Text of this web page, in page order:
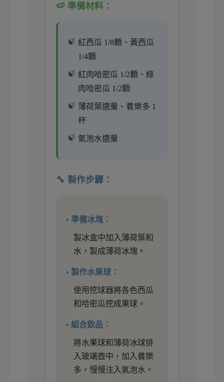
🍉 準備材料：
紅西瓜 1/8顆、黃西瓜
1/4顆
紅肉哈密瓜 1/2顆、綠
肉哈密瓜 1/2顆
薄荷葉適量、養樂多 1
杯
氣泡水適量
🔧 製作步驟：
• 準備冰塊：
製冰盒中加入薄荷葉和
水，製成薄荷冰塊。
• 製作水果球：
使用挖球器將各色西瓜
和哈密瓜挖成果球。
• 組合飲品：
將水果球和薄荷冰球排
入玻璃壺中，加入養樂
多，慢慢注入氣泡水。